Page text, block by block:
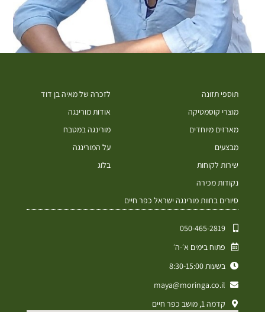
תוספי תזונה
מוצרי קוסמטיקה
מארזים מיוחדים
מבצעים
שירות לקוחות
נקודות מכירה
סיורים בחוות מורינגה ישראל כפר חיים
לזכרה של מאיה בן דוד
אודות מורינגה
מורינגה במטבח
על המורינגה
בלוג
050-465-2819⁩
פתוח בימים א׳-ה׳
בשעות 8:30-15:00
maya@moringa.co.il
קדמה 1, מושב כפר חיים